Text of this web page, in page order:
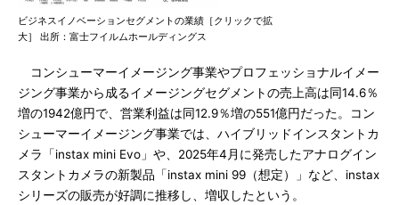
ビジネスイノベーションセグメントの業績［クリックで拡
大］ 出所：富士フイルムホールディングス
コンシューマーイメージング事業やプロフェッショナルイメー
ジング事業から成るイメージングセグメントの売上高は同14.6％
増の1942億円で、営業利益は同12.9％増の551億円だった。コン
シューマーイメージング事業では、ハイブリッドインスタントカ
メラ「instax mini Evo」や、2025年4月に発売したアナログイン
スタントカメラの新製品「instax mini 99（想定）」など、instax
シリーズの販売が好調に推移し、増収したという。